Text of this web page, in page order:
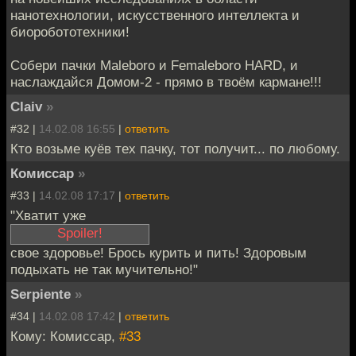
нанотехнологии, искусственного интеллекта и
биоробототехники!
Собери пачки Maleboro и Femaleboro HARD, и
наслаждайся Домом-2 - прямо в твоём кармане!!!
Claiv »
#32 | 14.02.08 16:55 | ответить
Кто возьме куёв тех пачку, тот получит... по любому.
Комиссар »
#33 | 14.02.08 17:17 | ответить
"Хватит уже
ебать
свое здоровье! Брось курить и пить! Здоровым
подыхать не так мучительно!"
Serpiente »
#34 | 14.02.08 17:42 | ответить
Кому: Комиссар, #33